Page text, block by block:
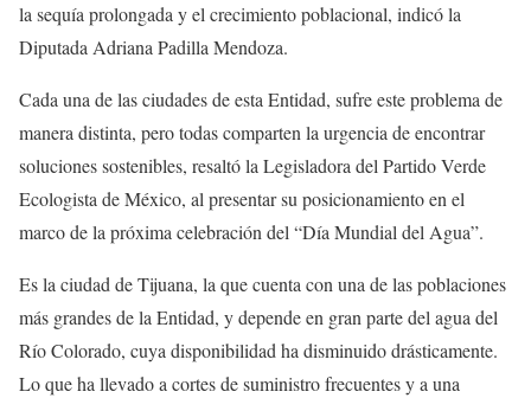
la sequía prolongada y el crecimiento poblacional, indicó la
Diputada Adriana Padilla Mendoza.
Cada una de las ciudades de esta Entidad, sufre este problema de
manera distinta, pero todas comparten la urgencia de encontrar
soluciones sostenibles, resaltó la Legisladora del Partido Verde
Ecologista de México, al presentar su posicionamiento en el
marco de la próxima celebración del “Día Mundial del Agua”.
Es la ciudad de Tijuana, la que cuenta con una de las poblaciones
más grandes de la Entidad, y depende en gran parte del agua del
Río Colorado, cuya disponibilidad ha disminuido drásticamente.
Lo que ha llevado a cortes de suministro frecuentes y a una